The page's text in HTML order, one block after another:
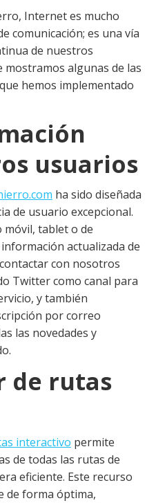
Internet es mucho
comunicación; es una vía
de nuestros
mostramos algunas de las
hemos implementado
usuarios
ha sido diseñada
de usuario excepcional.
móvil, tablet o de
actualizada de
con nosotros
Twitter como canal para
y también
por correo
las novedades y
de rutas
interactivo permite
de todas las rutas de
eficiente. Este recurso
de forma óptima,